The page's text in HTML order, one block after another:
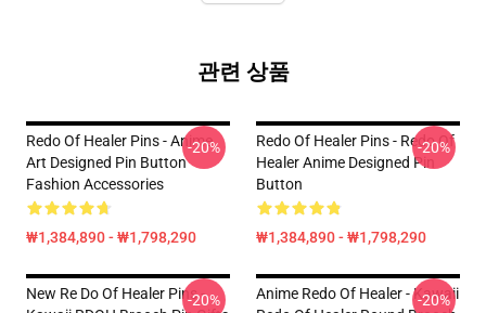
관련 상품
Redo Of Healer Pins - Anime
Art Designed Pin Button
Fashion Accessories
₩1,384,890 - ₩1,798,290
-20%
Redo Of Healer Pins - Redo Of
Healer Anime Designed Pin
Button
₩1,384,890 - ₩1,798,290
-20%
New Re Do Of Healer Pins --20%
Anime Redo Of Healer - Kawaii
-20%